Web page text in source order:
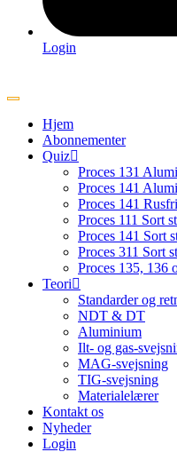
Login
Hjem
Abonnementer
Quiz
Proces 131
Proces 141
Proces 141
Proces 111 Sort
Proces 141 Sort
Proces 311 Sort
Proces 135, 136
Teori
Standarder og
NDT & DT
Aluminium
Ilt- og gas-
MAG-svejsning
TIG-svejsning
Materialelærer
Kontakt os
Nyheder
Login